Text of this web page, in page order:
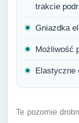
trakcie
Gniazdka
Możliwość
Elastyczne
Te pozornie